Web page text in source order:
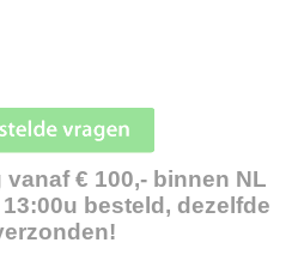
€ 100,- binnen NL
besteld, dezelfde